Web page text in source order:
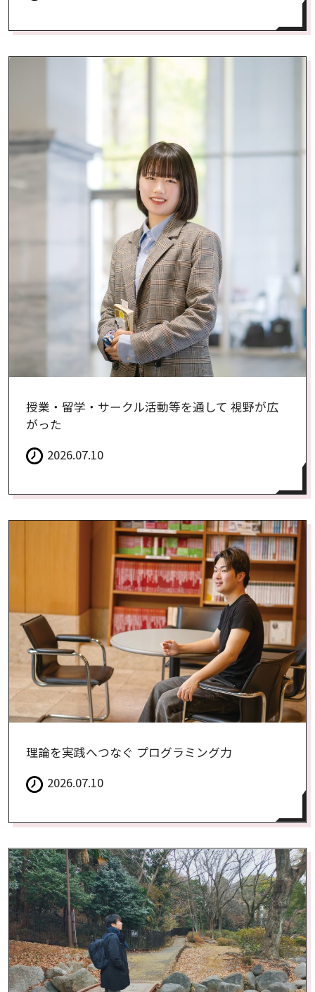
授業・留学・サークル活動等を通して 視野が広
がった
2026.07.10
理論を実践へつなぐ プログラミング力
2026.07.10